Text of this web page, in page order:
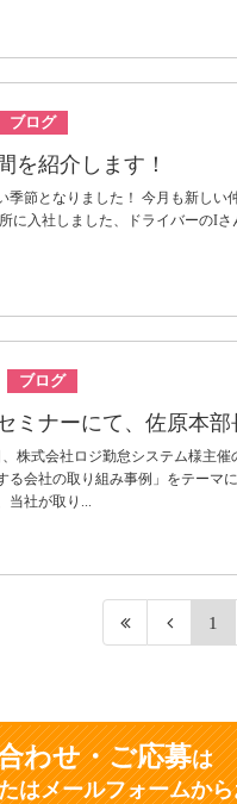
ブログ
を紹介します！
季節となりました！ 今月も新しい
に入社しました、ドライバーのI
ブログ
ミナーにて、佐原本
、株式会社ロジ勤怠システム様主
る会社の取り組み事例」をテーマ
当社が取り...
1
わせ・ご応募は
はメールフォームか